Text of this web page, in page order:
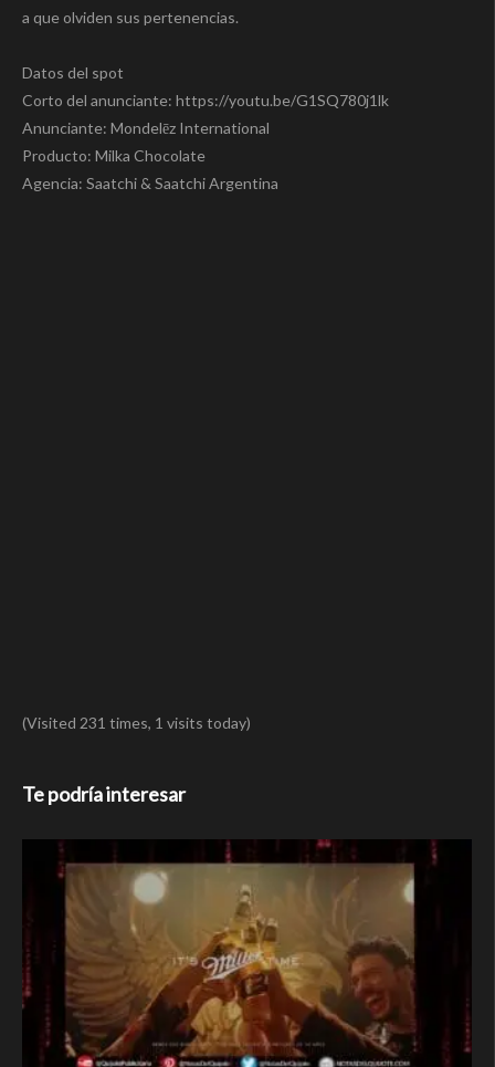
a que olviden sus pertenencias.
Datos del spot
Corto del anunciante: https://youtu.be/G1SQ780j1lk
Anunciante: Mondelēz International
Producto: Milka Chocolate
Agencia: Saatchi & Saatchi Argentina
(Visited 231 times, 1 visits today)
Te podría interesar